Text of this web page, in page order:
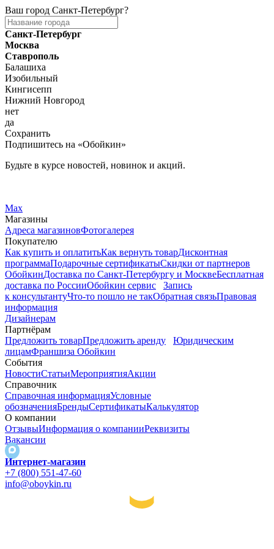
Ваш город Санкт-Петербург?
Санкт-Петербург
Москва
Ставрополь
Балашиха
Изобильный
Кингисепп
Нижний Новгород
нет
да
Сохранить
Подпишитесь на «Обойкин»
Будьте в курсе новостей, новинок и акций.
Max
Магазины
Адреса магазиновФотогалерея
Покупателю
Как купить и оплатитьКак вернуть товарДисконтная
программаПодарочные сертификатыСкидки от партнеров
ОбойкинДоставка по Санкт-Петербургу и МосквеБесплатная
доставка по РоссииОбойкин сервис
Запись
к консультантуЧто-то пошло не такОбратная связьПравовая
информация
Дизайнерам
Партнёрам
Предложить товарПредложить аренду
Юридическим
лицамФраншиза Обойкин
События
НовостиСтатьиМероприятияАкции
Справочник
Справочная информацияУсловные
обозначенияБрендыСертификатыКалькулятор
О компании
ОтзывыИнформация о компанииРеквизиты
Вакансии
Интернет-магазин
+7 (800) 551-47-60
info@oboykin.ru